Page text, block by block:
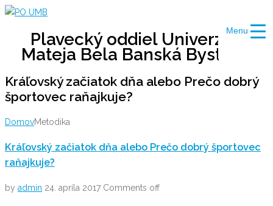
Skip
contentPlavecký oddiel Univerzity
Mateja Bela Banská Bystrica
Kráľovský začiatok dňa alebo Prečo dobrý
športovec raňajkuje?
DomovMetodika
Kráľovský začiatok dňa alebo Prečo dobrý športovec
raňajkuje?
by admin 24. apríla 2017 Comments off
Menu